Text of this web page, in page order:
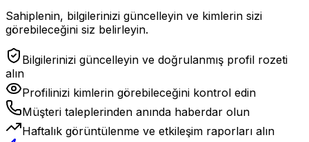
Sahiplenin, bilgilerinizi güncelleyin ve kimlerin sizi
görebileceğini siz belirleyin.
Bilgilerinizi güncelleyin ve doğrulanmış profil rozeti
alın
Profilinizi kimlerin görebileceğini kontrol edin
Müşteri taleplerinden anında haberdar olun
Haftalık görüntülenme ve etkileşim raporları alın